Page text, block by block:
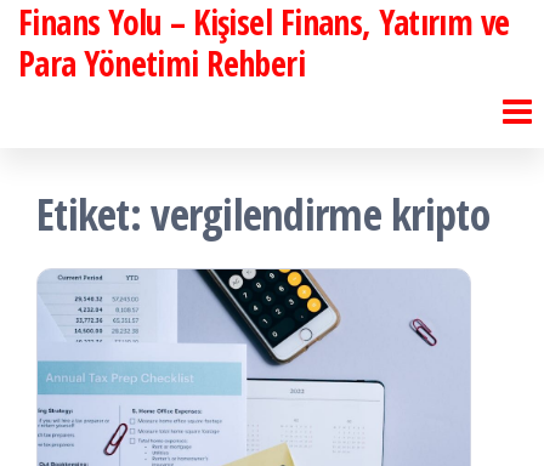
İçeriğe
atla
Finans Yolu – Kişisel Finans, Yatırım ve
Para Yönetimi Rehberi
Etiket:vergilendirme kripto